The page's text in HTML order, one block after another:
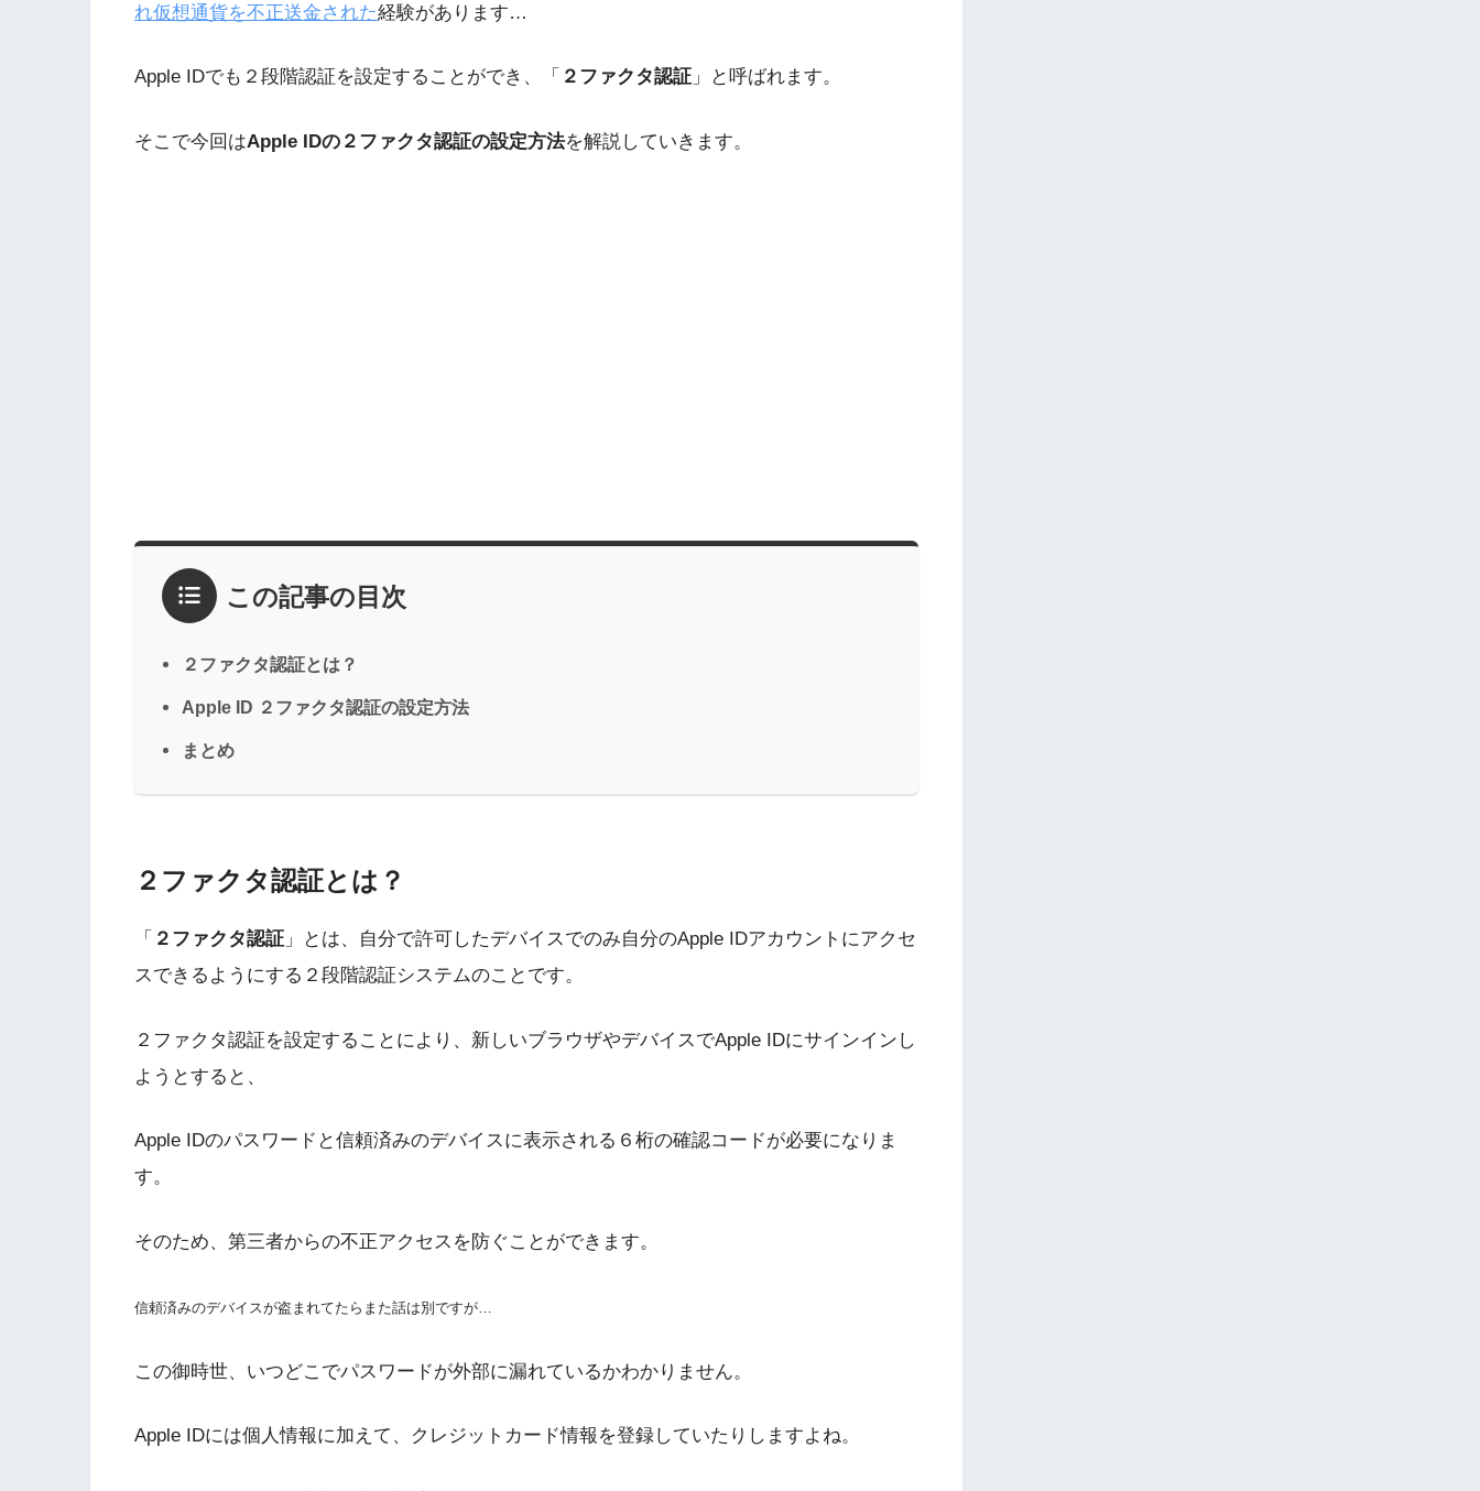
れ仮想通貨を不正送金された経験があります…
Apple IDでも２段階認証を設定することができ、「 ２ファクタ認証 」と呼ばれます。
そこで今回はApple IDの２ファクタ認証の設定方法を解説していきます。
この記事の目次
２ファクタ認証とは？
Apple ID ２ファクタ認証の設定方法
まとめ
２ファクタ認証とは？
「 ２ファクタ認証 」とは、自分で許可したデバイスでのみ自分のApple IDアカウントにアクセ
スできるようにする２段階認証システムのことです。
２ファクタ認証を設定することにより、新しいブラウザやデバイスでApple IDにサインインし
ようとすると、
Apple IDのパスワードと信頼済みのデバイスに表示される６桁の確認コードが必要になりま
す。
そのため、第三者からの不正アクセスを防ぐことができます。
信頼済みのデバイスが盗まれてたらまた話は別ですが…
この御時世、いつどこでパスワードが外部に漏れているかわかりません。
Apple IDには個人情報に加えて、クレジットカード情報を登録していたりしますよね。